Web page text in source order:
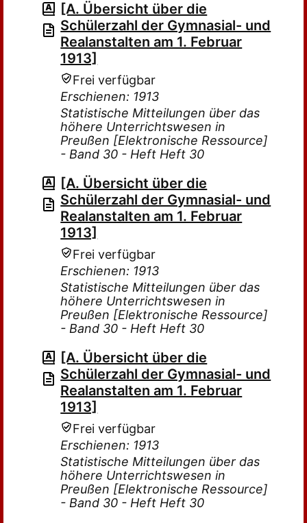
[A. Übersicht über die
Schülerzahl der Gymnasial- und
Realanstalten am 1. Februar
1913]
Frei verfügbar
Erschienen: 1913
Statistische Mitteilungen über das
höhere Unterrichtswesen in
Preußen [Elektronische Ressource]
- Band 30 - Heft Heft 30
[A. Übersicht über die
Schülerzahl der Gymnasial- und
Realanstalten am 1. Februar
1913]
Frei verfügbar
Erschienen: 1913
Statistische Mitteilungen über das
höhere Unterrichtswesen in
Preußen [Elektronische Ressource]
- Band 30 - Heft Heft 30
[A. Übersicht über die
Schülerzahl der Gymnasial- und
Realanstalten am 1. Februar
1913]
Frei verfügbar
Erschienen: 1913
Statistische Mitteilungen über das
höhere Unterrichtswesen in
Preußen [Elektronische Ressource]
- Band 30 - Heft Heft 30